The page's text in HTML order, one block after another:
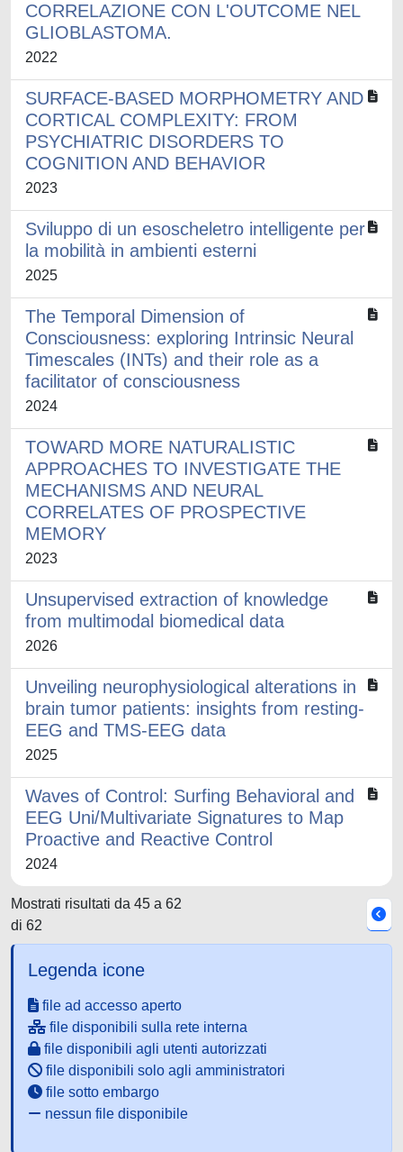
CORRELAZIONE CON L'OUTCOME NEL
GLIOBLASTOMA.
2022
SURFACE-BASED MORPHOMETRY AND
CORTICAL COMPLEXITY: FROM
PSYCHIATRIC DISORDERS TO
COGNITION AND BEHAVIOR
2023
Sviluppo di un esoscheletro intelligente per
la mobilità in ambienti esterni
2025
The Temporal Dimension of
Consciousness: exploring Intrinsic Neural
Timescales (INTs) and their role as a
facilitator of consciousness
2024
TOWARD MORE NATURALISTIC
APPROACHES TO INVESTIGATE THE
MECHANISMS AND NEURAL
CORRELATES OF PROSPECTIVE
MEMORY
2023
Unsupervised extraction of knowledge
from multimodal biomedical data
2026
Unveiling neurophysiological alterations in
brain tumor patients: insights from resting-
EEG and TMS-EEG data
2025
Waves of Control: Surfing Behavioral and
EEG Uni/Multivariate Signatures to Map
Proactive and Reactive Control
2024
Mostrati risultati da 45 a 62
di 62
Legenda icone
file ad accesso aperto
file disponibili sulla rete interna
file disponibili agli utenti autorizzati
file disponibili solo agli amministratori
file sotto embargo
nessun file disponibile